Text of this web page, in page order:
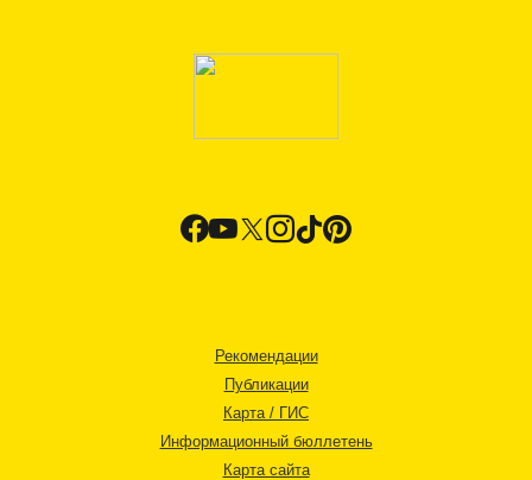
Рекомендации
Публикации
Карта / ГИС
Информационный бюллетень
Карта сайта